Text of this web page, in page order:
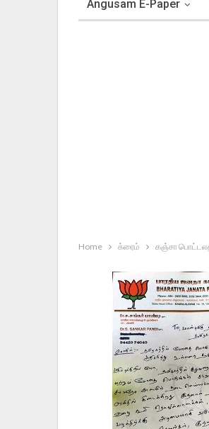
Angusam E-Paper
Home க்ரைம் கஞ்சா